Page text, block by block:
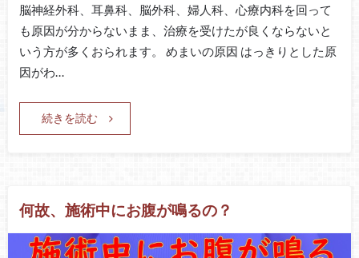
脳神経外科、耳鼻科、脳外科、婦人科、心療内科を回って
も原因が分からないまま、治療を受けたが良くならないと
いう方が多くおられます。 めまいの原因 はっきりとした原
因がわ…
続きを読む
何故、施術中にお腹が鳴るの？